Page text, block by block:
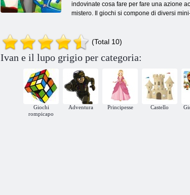
indovinate cosa fare per fare una azione
mistero. Il giochi si compone di diversi
(Total 10)
Ivan e il lupo grigio per categoria:
Giochi
rompicapo
Adventura Principesse Castello